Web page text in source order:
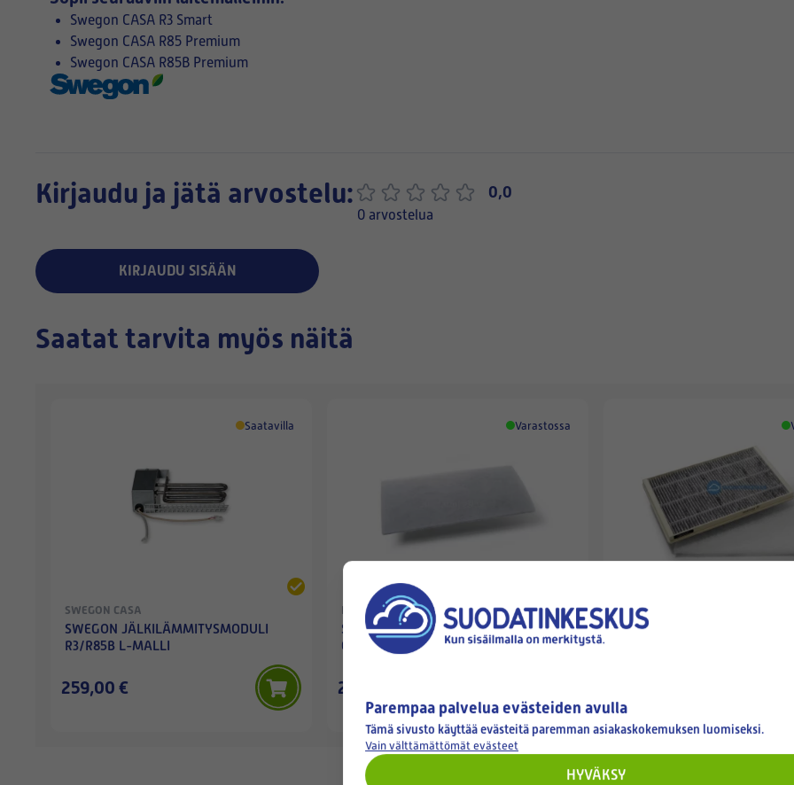
Swegon CASA R3 Smart
Swegon CASA R85 Premium
Swegon CASA R85B Premium
Kirjaudu ja jätä arvostelu: 0,0
0 arvostelua
KIRJAUDU SISÄÄN
Saatat tarvita myös näitä
Saatavilla
SWEGON CASA
SWEGON JÄLKILÄMMITYSMODULI
R3/R85B L-MALLI
259,00 €
Varastossa
ILTO
Swegon Casa | Ilto 300-400, 270-290
Genius - karkeasuodatin (1 kpl)
2,90 €
SWEGON CASA
Swegon W3 | Swegon W4
Parempaa palvelua evästeiden avulla
Tämä sivusto käyttää evästeitä paremman asiakaskokemuksen luomiseksi.
Vain välttämättömät evästeet
HYVÄKSY